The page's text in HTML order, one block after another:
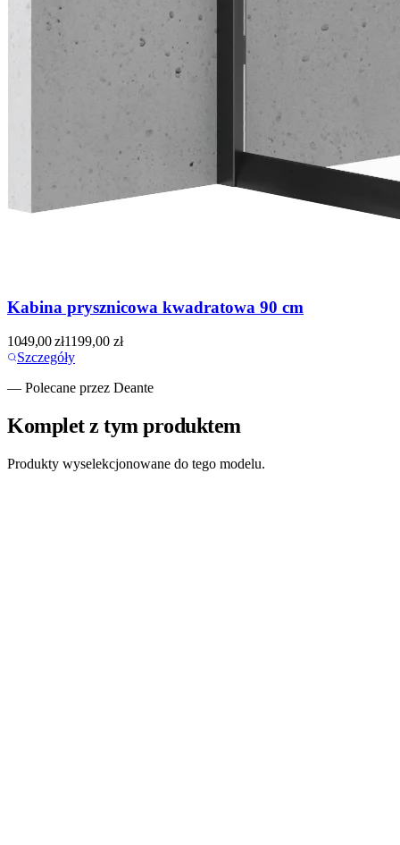
Kabina prysznicowa kwadratowa 90 cm
1049,00zł1199,00zł
Szczegóły
— Polecane przez Deante
Komplet z tym produktem
Produkty wyselekcjonowane do tego modelu.